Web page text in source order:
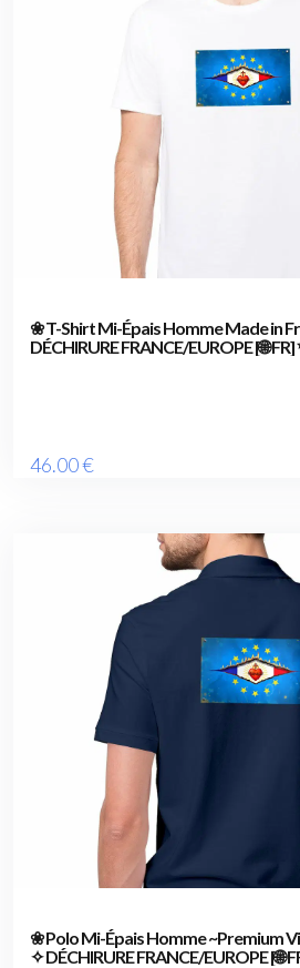
❀ T-Shirt Mi-Épais Homme Made in
DÉCHIRURE FRANCE/EUROPE [🌐 FR]
46.00€
❀ Polo Mi-Épais Homme ~Premium
✧ DÉCHIRURE FRANCE/EUROPE [🌐